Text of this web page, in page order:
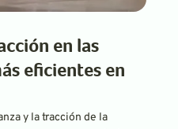
en las
eficientes en
y la tracción de la